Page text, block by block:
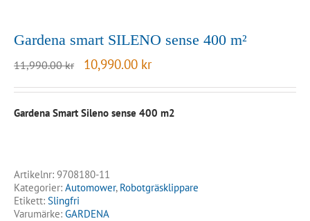
Gardena smart SILENO sense 400 m²
11,990.00kr
Det
ursprungliga
priset
11,990.00 kr.
10,990.00 krDet
priset
10,990.00 kr.
Gardena Smart Sileno sense 400 m2
Artikelnr: 9708180-11
Kategorier: Automower, Robotgräsklippare
Etikett: Slingfri
Varumärke: GARDENA